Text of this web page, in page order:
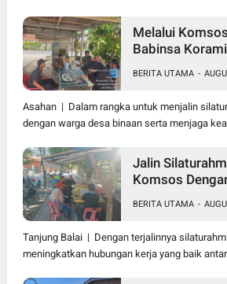
Melalui
Babinsa
Jaga
BERITA UTAMA -
Asahan | Dalam rangka untuk menjalin
dengan warga desa binaan serta menjaga
Jalin
Komsos
09/TB Kodim
BERITA UTAMA -
Tanjung Balai | Dengan terjalinnya
meningkatkan hubungan kerja yang baik